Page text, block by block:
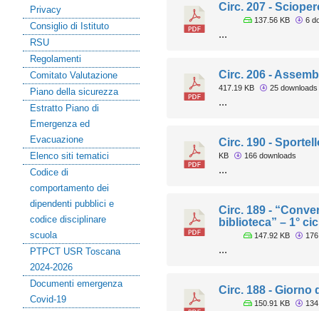
Privacy
Consiglio di Istituto
RSU
Regolamenti
Comitato Valutazione
Piano della sicurezza
Estratto Piano di
Emergenza ed
Evacuazione
Elenco siti tematici
Codice di
comportamento dei
dipendenti pubblici e
codice disciplinare
scuola
PTPCT USR Toscana
2024-2026
Documenti emergenza
Covid-19
Circ. 207 -
137.56 KB 6
...
Circ. 206 -
417.19 KB 25 downloads
...
Circ. 190 -
KB 166 downloads
...
Circ. 189 -
biblioteca” – 1°
147.92 KB
...
Circ. 188 - Giorno
150.91 KB